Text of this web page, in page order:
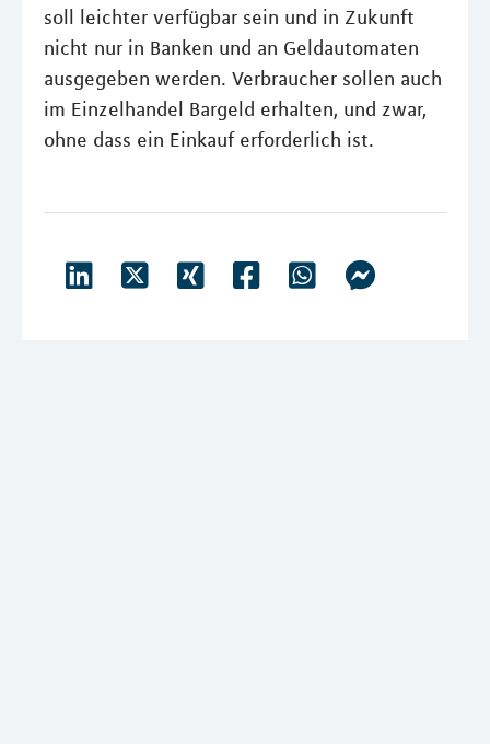
soll leichter verfügbar sein und in Zukunft
nicht nur in Banken und an Geldautomaten
ausgegeben werden. Verbraucher sollen auch
im Einzelhandel Bargeld erhalten, und zwar,
ohne dass ein Einkauf erforderlich ist.